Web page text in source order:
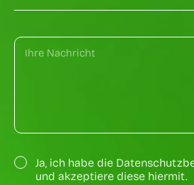
Ja, ich habe die
und akzeptiere diese hiermit.